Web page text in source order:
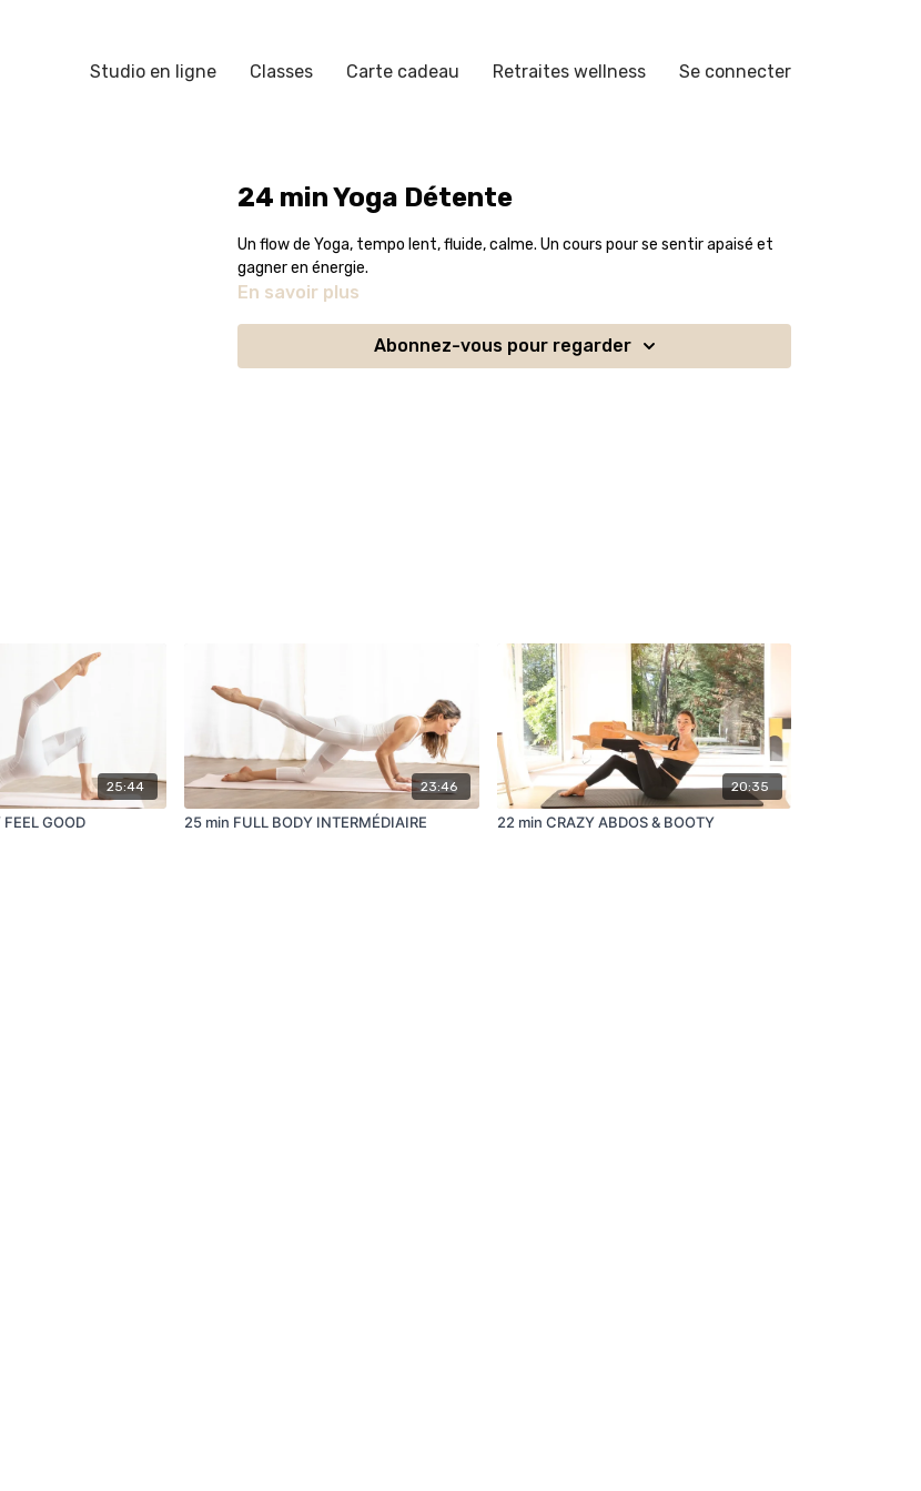
Studio en ligne Classes Carte cadeau Retraites wellness Se connecter
24 min Yoga Détente
Un flow de Yoga, tempo lent, fluide, calme. Un cours pour se sentir apaisé et
gagner en énergie.
En savoir plus
Abonnez-vous pour regarder
25:44
GOOD
23:46
25 min FULL BODY INTERMÉDIAIRE
20:35
22 min CRAZY ABDOS & BOOTY